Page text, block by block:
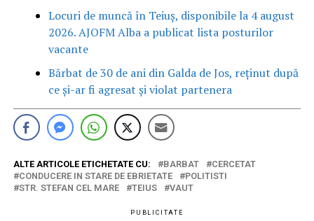
Locuri de muncă în Teiuș, disponibile la 4 august
2026. AJOFM Alba a publicat lista posturilor
vacante
Bărbat de 30 de ani din Galda de Jos, reținut după
ce și-ar fi agresat și violat partenera
ALTE ARTICOLE ETICHETATE CU: BARBAT
CERCETAT
CONDUCERE IN STARE DE EBRIETATE
POLITISTI
STR. STEFAN CEL MARE
TEIUS VAUT
PUBLICITATE